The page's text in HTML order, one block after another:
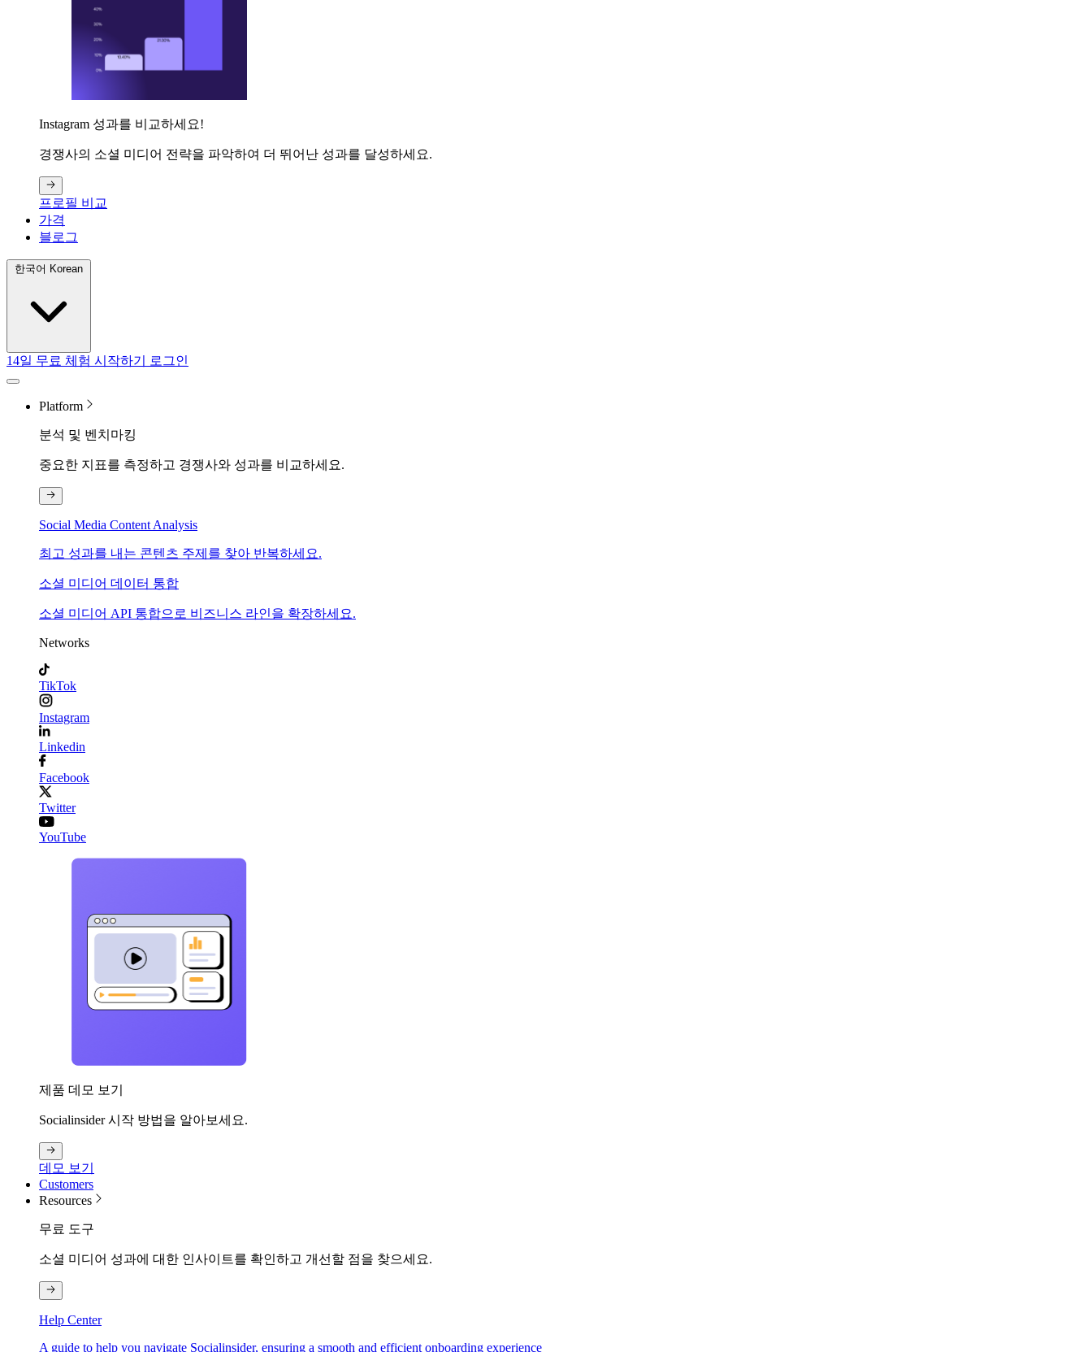
Instagram 성과를 비교하세요!
경쟁사의 소셜 미디어 전략을 파악하여 더 뛰어난 성과를 달성하세요.
프로필 비교
가격
블로그
14일 무료 체험 시작하기 로그인
Platform
분석 및 벤치마킹
중요한 지표를 측정하고 경쟁사와 성과를 비교하세요.
Social Media Content Analysis
최고 성과를 내는 콘텐츠 주제를 찾아 반복하세요.
소셜 미디어 데이터 통합
소셜 미디어 API 통합으로 비즈니스 라인을 확장하세요.
Networks
TikTok
Instagram
Linkedin
Facebook
Twitter
YouTube
제품 데모 보기
Socialinsider 시작 방법을 알아보세요.
데모 보기
Customers
Resources
무료 도구
소셜 미디어 성과에 대한 인사이트를 확인하고 개선할 점을 찾으세요.
Help Center
A guide to help you navigate Socialinsider, ensuring a smooth and efficient onboarding experience